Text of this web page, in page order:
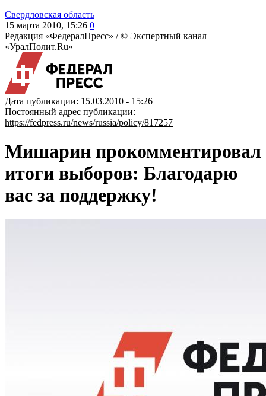
Свердловская область
15 марта 2010, 15:26 0
Редакция «ФедералПресс» /© Экспертный канал
«УралПолит.Ru»
Дата публикации: 15.03.2010 - 15:26
Постоянный адрес публикации:
https://fedpress.ru/news/russia/policy/817257
Мишарин прокомментировал
итоги выборов: Благодарю
вас за поддержку!